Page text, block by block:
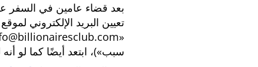
بعد قضاء عامين في السفر
تعيين البريد الإلكتروني
سبب )، ابتعد أيضًا كما لو